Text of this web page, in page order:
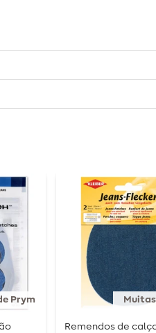
Prym
Remendos de